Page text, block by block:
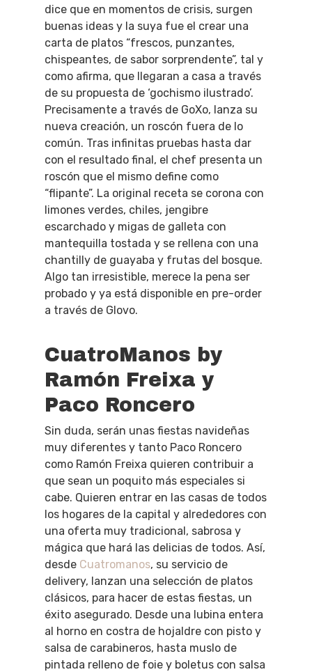
dice que en momentos de crisis, surgen
buenas ideas y la suya fue el crear una
carta de platos “frescos, punzantes,
chispeantes, de sabor sorprendente”, tal y
como afirma, que llegaran a casa a través
de su propuesta de ‘gochismo ilustrado’.
Precisamente a través de GoXo, lanza su
nueva creación, un roscón fuera de lo
común. Tras infinitas pruebas hasta dar
con el resultado final, el chef presenta un
roscón que el mismo define como
“flipante”. La original receta se corona con
limones verdes, chiles, jengibre
escarchado y migas de galleta con
mantequilla tostada y se rellena con una
chantilly de guayaba y frutas del bosque.
Algo tan irresistible, merece la pena ser
probado y ya está disponible en pre-order
a través de Glovo.
CuatroManos by
Ramón Freixa y
Paco Roncero
Sin duda, serán unas fiestas navideñas
muy diferentes y tanto Paco Roncero
como Ramón Freixa quieren contribuir a
que sean un poquito más especiales si
cabe. Quieren entrar en las casas de todos
los hogares de la capital y alrededores con
una oferta muy tradicional, sabrosa y
mágica que hará las delicias de todos. Así,
desde Cuatromanos, su servicio de
delivery, lanzan una selección de platos
clásicos, para hacer de estas fiestas, un
éxito asegurado. Desde una lubina entera
al horno en costra de hojaldre con pisto y
salsa de carabineros, hasta muslo de
pintada relleno de foie y boletus con salsa
Novedades
Cine
Música
Bares Y Cafés
Gourmet
Gastro
CONTACTO